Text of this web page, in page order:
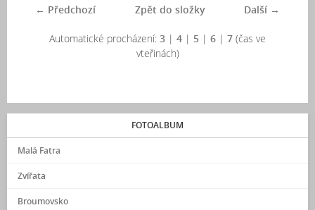
← Předchozí Další →
Zpět do složky
Automatické procházení: 3 | 4 | 5 | 6 | 7 (čas ve
vteřinách)
FOTOALBUM
Malá Fatra
Zvířata
Broumovsko